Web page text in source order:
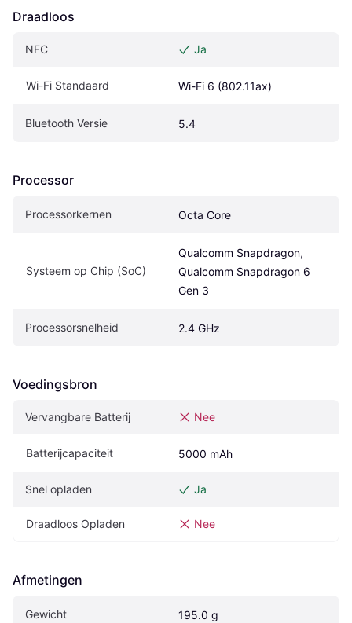
Draadloos
NFC Ja
Wi-Fi Standaard Wi-Fi 6 (802.11ax)
Bluetooth Versie 5.4
Processor
Processorkernen Octa Core
Systeem op Chip (SoC)
Qualcomm Snapdragon,
Qualcomm Snapdragon 6
Gen 3
Processorsnelheid 2.4 GHz
Voedingsbron
Vervangbare Batterij Nee
Batterijcapaciteit 5000 mAh
Snel opladen Ja
Draadloos Opladen Nee
Afmetingen
Gewicht 195.0 g